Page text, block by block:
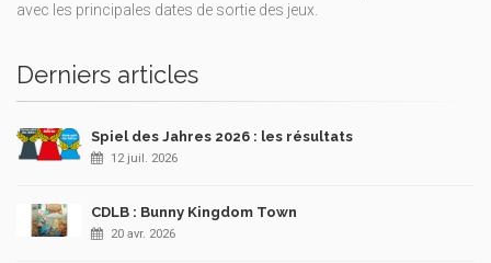
avec les principales dates de sortie des jeux.
Derniers articles
Spiel des Jahres 2026 : les résultats
12 juil. 2026
CDLB : Bunny Kingdom Town
20 avr. 2026